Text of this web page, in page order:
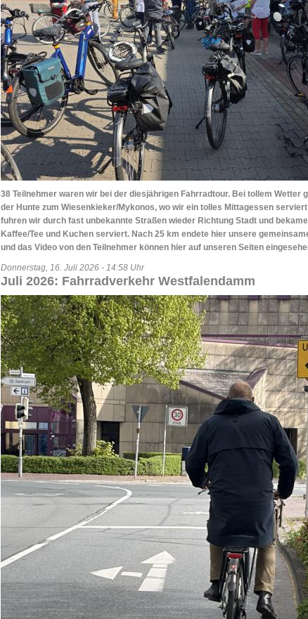
38 Teilnehmer waren wir bei der diesjährigen Fahrradtour. Bei tollem Wetter
der Hunte zum Wiesenkieker/Mykonos, wo wir ein tolles Mittagessen
fuhren wir durch fast unbekannte Straßen wieder Richtung Stadt und
Kaffee/Tee und Kuchen serviert. Nach 25 km endete hier unsere
und das Video von den Teilnehmer können hier auf unseren Seiten
Donnerstag, 16. Juli 2026 - 14:58 Uhr
Juli 2026: Fahrradverkehr Westfalendamm